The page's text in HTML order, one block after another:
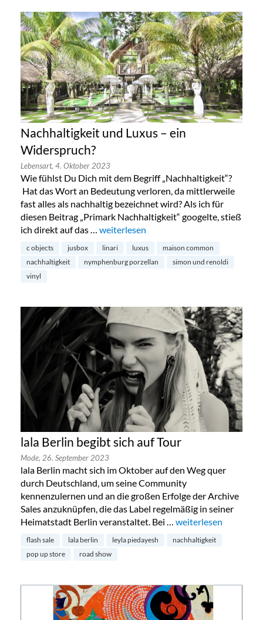
Nachhaltigkeit und Luxus – ein
Widerspruch?
Lebensart, 4. Oktober 2023
Wie fühlst Du Dich mit dem Begriff „Nachhaltigkeit“?
Hat das Wort an Bedeutung verloren, da mittlerweile
fast alles als nachhaltig bezeichnet wird? Als ich für
diesen Beitrag „Primark Nachhaltigkeit“ googelte, stieß
ich direkt auf das … „Nachhaltigkeit und Luxus – ein
weiterlesen
c objects jusbox linari luxus
maison common
nachhaltigkeit
nymphenburg porzellan
simon und renoldi
vinyl
lala Berlin begibt sich auf Tour
Mode, 26. September 2023
lala Berlin macht sich im Oktober auf den Weg quer
durch Deutschland, um seine Community
kennenzulernen und an die großen Erfolge der Archive
Sales anzuknüpfen, die das Label regelmäßig in seiner
Heimatstadt Berlin veranstaltet. Bei … „lala Berlin begibt
weiterlesen
flash sale lala berlin leyla piedayesh
nachhaltigkeit
pop up store
road show